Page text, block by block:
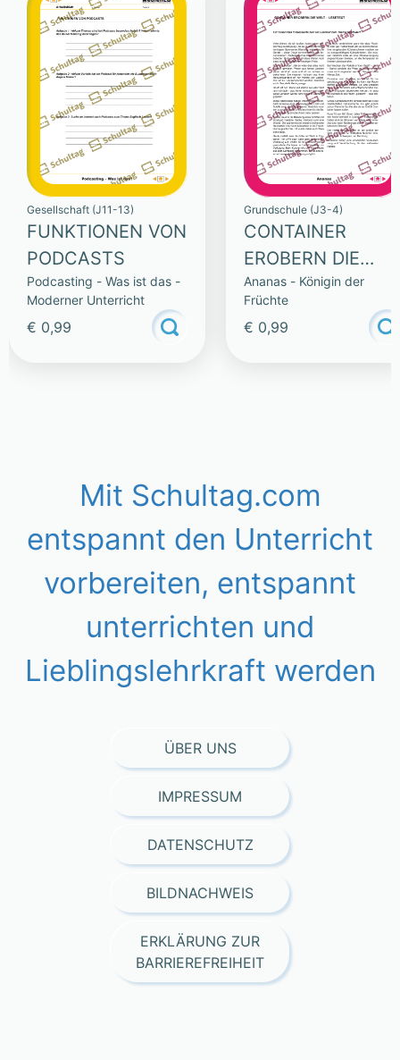
Gesellschaft (J11-13)
FUNKTIONEN VON
PODCASTS
Podcasting - Was ist das -
Moderner Unterricht
€ 0,99
Grundschule (J3-4)
CONTAINER
EROBERN DIE
WELT – LESETEXT
Ananas - Königin der
Früchte
€ 0,99
Mit Schultag.com
entspannt den Unterricht
vorbereiten, entspannt
unterrichten und
Lieblingslehrkraft werden
ÜBER UNS
IMPRESSUM
DATENSCHUTZ
BILDNACHWEIS
ERKLÄRUNG ZUR
BARRIEREFREIHEIT